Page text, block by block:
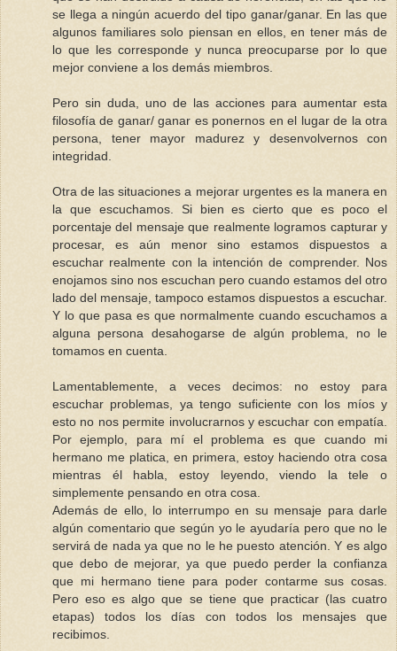
se llega a ningún acuerdo del tipo ganar/ganar. En las que
algunos familiares solo piensan en ellos, en tener más de
lo que les corresponde y nunca preocuparse por lo que
mejor conviene a los demás miembros.
Pero sin duda, uno de las acciones para aumentar esta
filosofía de ganar/ ganar es ponernos en el lugar de la otra
persona, tener mayor madurez y desenvolvernos con
integridad.
Otra de las situaciones a mejorar urgentes es la manera en
la que escuchamos. Si bien es cierto que es poco el
porcentaje del mensaje que realmente logramos capturar y
procesar, es aún menor sino estamos dispuestos a
escuchar realmente con la intención de comprender. Nos
enojamos sino nos escuchan pero cuando estamos del otro
lado del mensaje, tampoco estamos dispuestos a escuchar.
Y lo que pasa es que normalmente cuando escuchamos a
alguna persona desahogarse de algún problema, no le
tomamos en cuenta.
Lamentablemente, a veces decimos: no estoy para
escuchar problemas, ya tengo suficiente con los míos y
esto no nos permite involucrarnos y escuchar con empatía.
Por ejemplo, para mí el problema es que cuando mi
hermano me platica, en primera, estoy haciendo otra cosa
mientras él habla, estoy leyendo, viendo la tele o
simplemente pensando en otra cosa.
Además de ello, lo interrumpo en su mensaje para darle
algún comentario que según yo le ayudaría pero que no le
servirá de nada ya que no le he puesto atención. Y es algo
que debo de mejorar, ya que puedo perder la confianza
que mi hermano tiene para poder contarme sus cosas.
Pero eso es algo que se tiene que practicar (las cuatro
etapas) todos los días con todos los mensajes que
recibimos.